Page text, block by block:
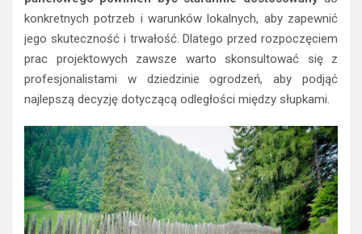
konkretnych potrzeb i warunków lokalnych, aby zapewnić
jego skuteczność i trwałość. Dlatego przed rozpoczęciem
prac projektowych zawsze warto skonsultować się z
profesjonalistami w dziedzinie ogrodzeń, aby podjąć
najlepszą decyzję dotyczącą odległości między słupkami.